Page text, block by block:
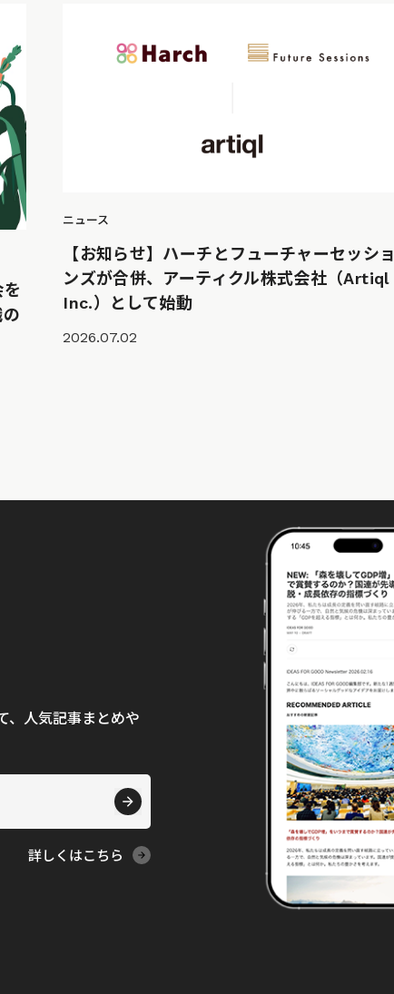
ニュース
【お知らせ】ハーチとフューチャーセッショ
ンズが合併、アーティクル株式会社（Artiql
Inc.）として始動
2026.07.02
、人気記事まとめや
詳しくはこちら